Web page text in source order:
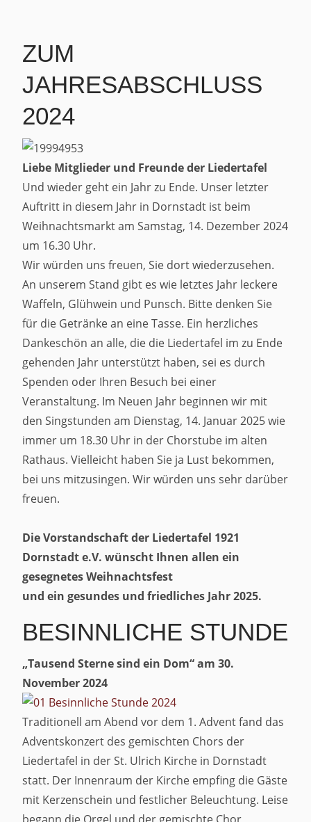
ZUM
JAHRESABSCHLUSS
2024
Liebe Mitglieder und Freunde der Liedertafel
Und wieder geht ein Jahr zu Ende. Unser letzter
Auftritt in diesem Jahr in Dornstadt ist beim
Weihnachtsmarkt am Samstag, 14. Dezember 2024
um 16.30 Uhr.
Wir würden uns freuen, Sie dort wiederzusehen.
An unserem Stand gibt es wie letztes Jahr leckere
Waffeln, Glühwein und Punsch. Bitte denken Sie
für die Getränke an eine Tasse. Ein herzliches
Dankeschön an alle, die die Liedertafel im zu Ende
gehenden Jahr unterstützt haben, sei es durch
Spenden oder Ihren Besuch bei einer
Veranstaltung. Im Neuen Jahr beginnen wir mit
den Singstunden am Dienstag, 14. Januar 2025 wie
immer um 18.30 Uhr in der Chorstube im alten
Rathaus. Vielleicht haben Sie ja Lust bekommen,
bei uns mitzusingen. Wir würden uns sehr darüber
freuen.
Die Vorstandschaft der Liedertafel 1921
Dornstadt e.V. wünscht Ihnen allen ein
gesegnetes Weihnachtsfest
und ein gesundes und friedliches Jahr 2025.
BESINNLICHE STUNDE
„Tausend Sterne sind ein Dom“ am 30.
November 2024
Traditionell am Abend vor dem 1. Advent fand das
Adventskonzert des gemischten Chors der
Liedertafel in der St. Ulrich Kirche in Dornstadt
statt. Der Innenraum der Kirche empfing die Gäste
mit Kerzenschein und festlicher Beleuchtung. Leise